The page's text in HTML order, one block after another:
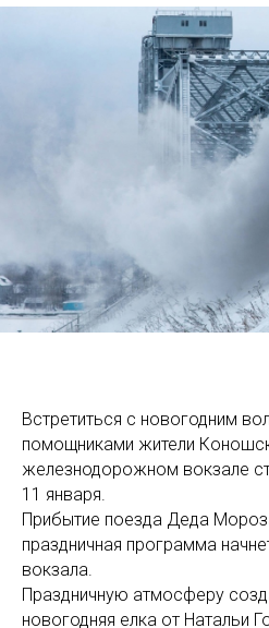
Встретиться с новогодним
помощниками жители
железнодорожном вокзале
11 января.
Прибытие поезда Деда
праздничная программа
вокзала.
Праздничную атмосферу
новогодняя елка от Натальи